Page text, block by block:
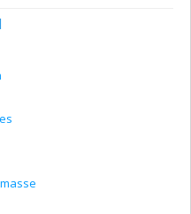
prédire leur éventuelle
pollués, toits verts,